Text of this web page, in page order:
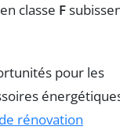
classe F
pour les
rénovation